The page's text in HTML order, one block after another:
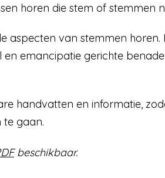
horen die stem of stemmen
aspecten van stemmen horen.
emancipatie gerichte
handvatten en informatie,
gaan.
beschikbaar.